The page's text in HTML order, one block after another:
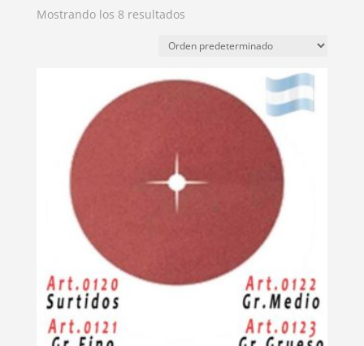
Mostrando los 8 resultados